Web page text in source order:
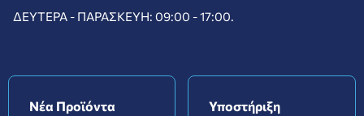
ΔΕΥΤΈΡΑ - ΠΑΡΑΣΚΕΥΉ: 09:00 - 17:00.
Νέα Προϊόντα
Υποστήριξη